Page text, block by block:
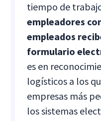
tiempo de
empleadores
empleados
formulario
es en
logísticos a los
empresas más
los sistemas